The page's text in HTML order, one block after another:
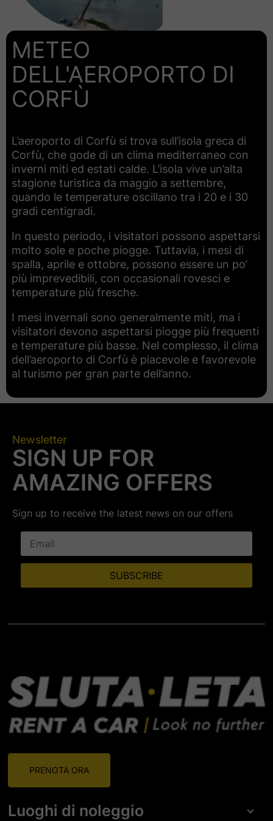
METEO
DELL'AEROPORTO DI
CORFÙ
L’aeroporto di Corfù si trova sull’isola greca di
Corfù, che gode di un clima mediterraneo con
inverni miti ed estati calde. L’isola vive un’alta
stagione turistica da maggio a settembre,
quando le temperature oscillano tra i 20 e i 30
gradi centigradi.
In questo periodo, i visitatori possono aspettarsi
molto sole e poche piogge. Tuttavia, i mesi di
spalla, aprile e ottobre, possono essere un po’
più imprevedibili, con occasionali rovesci e
temperature più fresche.
I mesi invernali sono generalmente miti, ma i
visitatori devono aspettarsi piogge più frequenti
e temperature più basse. Nel complesso, il clima
dell’aeroporto di Corfù è piacevole e favorevole
al turismo per gran parte dell’anno.
Newsletter
SIGN UP FOR
AMAZING OFFERS
Sign up to receive the latest news on our offers
PRENOTA ORA
Luoghi di noleggio